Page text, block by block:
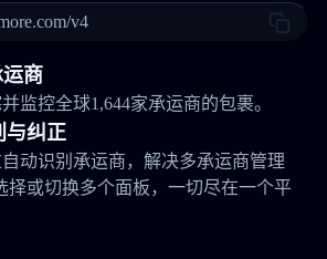
v4
运商
监控全球1,644家承运商的包裹。
与纠正
自动识别承运商，解决多承运商管理
择或切换多个面板，一切尽在一个平